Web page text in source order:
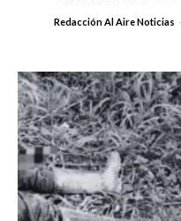
Redacción Al Aire Noticias -